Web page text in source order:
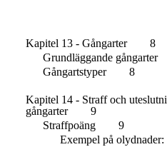
Kapitel 13 - Gångarter 8
Grundläggande
Gångartstyper 8
Kapitel 14 - Straff och
gångarter 9
Straffpoäng 9
Exempel på